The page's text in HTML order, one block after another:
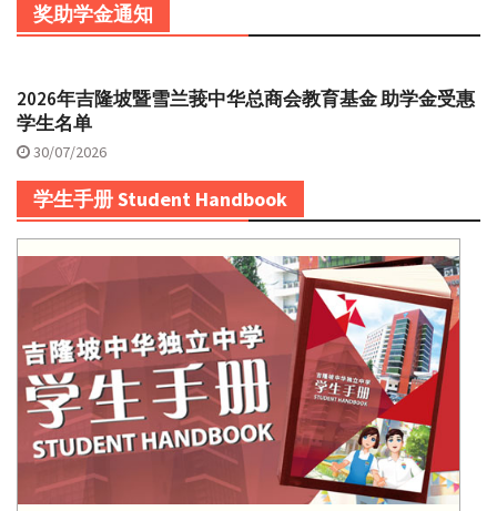
奖助学金通知
2026年吉隆坡暨雪兰莪中华总商会教育基金 助学金受惠
学生名单
30/07/2026
学生手册 Student Handbook